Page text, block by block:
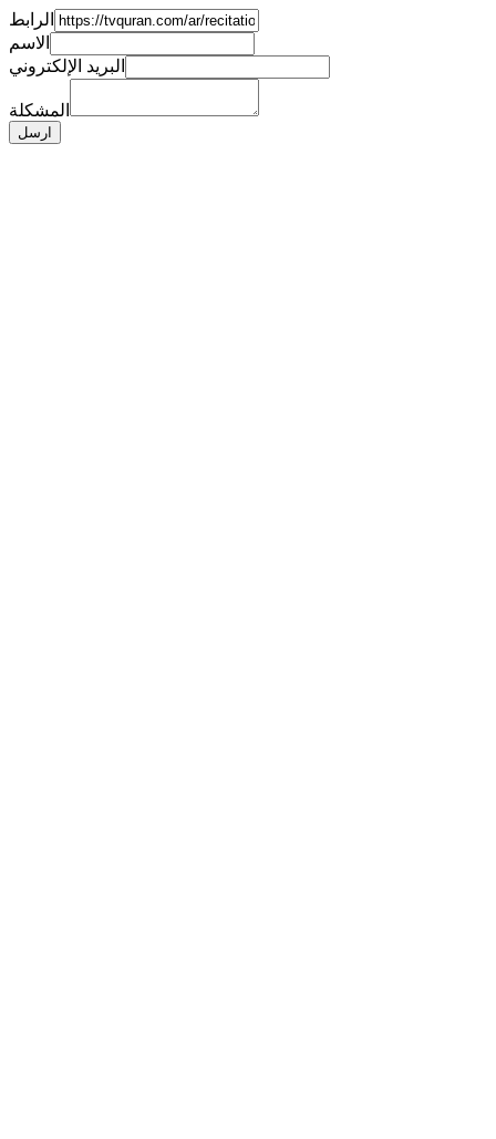
الرابط
الاسم
البريد الإلكتروني
المشكلة
ارسل